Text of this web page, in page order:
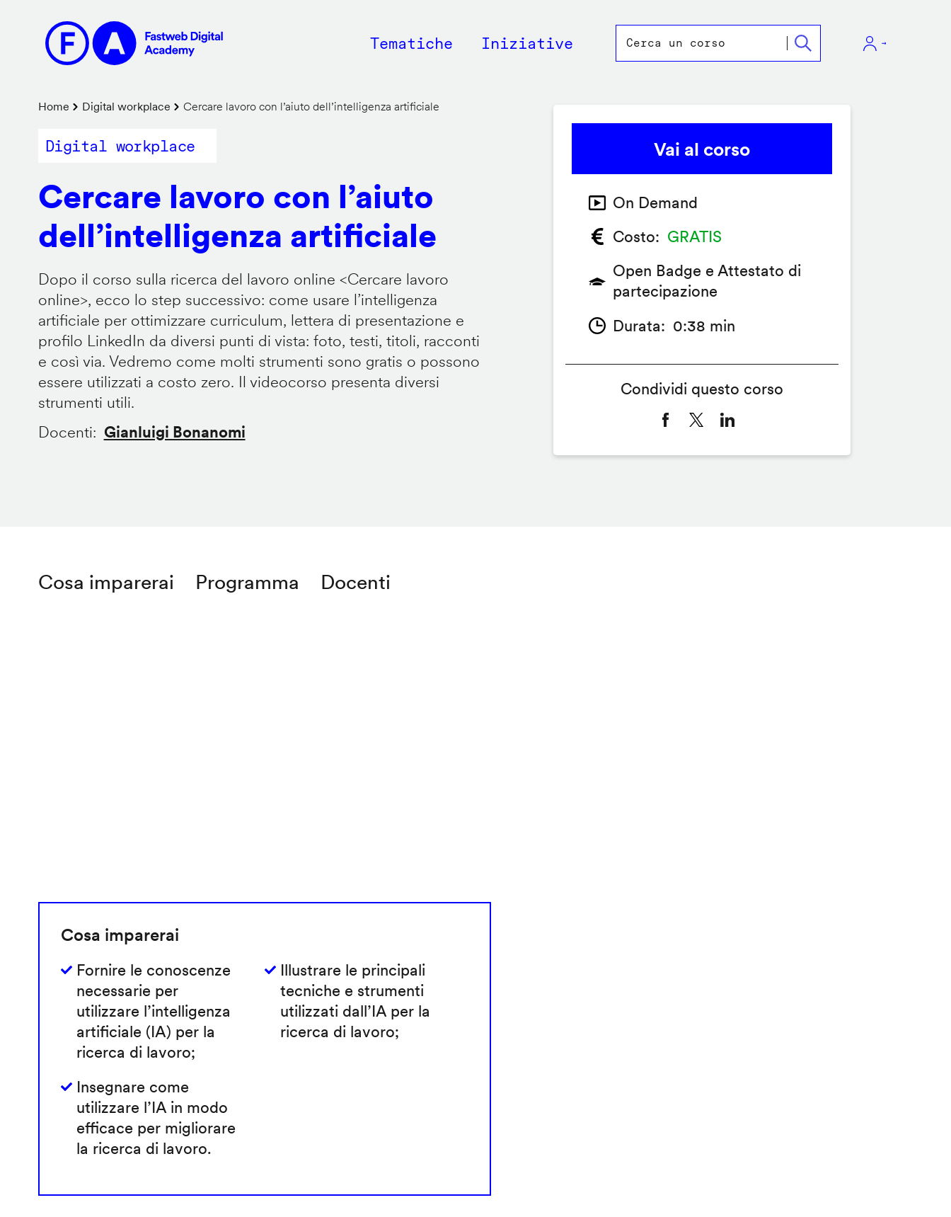
contenuto
principale
Main
Tematiche Iniziative
Briciole
di
Home Digital workplace Cercare lavoro con l’aiuto dell’intelligenza artificiale
Digital workplace
Cercare lavoro con l’aiuto
dell’intelligenza artificiale
Dopo il corso sulla ricerca del lavoro online <Cercare lavoro
online>, ecco lo step successivo: come usare l’intelligenza
artificiale per ottimizzare curriculum, lettera di presentazione e
profilo LinkedIn da diversi punti di vista: foto, testi, titoli, racconti
e così via. Vedremo come molti strumenti sono gratis o possono
essere utilizzati a costo zero. Il videocorso presenta diversi
strumenti utili.
Docenti
Gianluigi Bonanomi
Cosa imparerai Programma Docenti
Cosa imparerai
Fornire le conoscenze
necessarie per
utilizzare l’intelligenza
artificiale (IA) per la
ricerca di lavoro;
Illustrare le principali
tecniche e strumenti
utilizzati dall’IA per la
ricerca di lavoro;
Insegnare come
utilizzare l’IA in modo
efficace per migliorare
la ricerca di lavoro.
Vai al corso
On Demand
Costo
GRATIS
Open Badge e Attestato di
partecipazione
Durata
0:38 min
Condividi questo corso